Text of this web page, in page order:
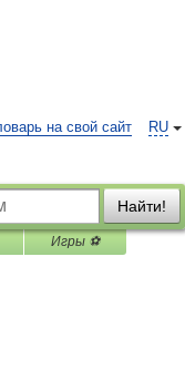
RU
на свой сайт
Найти!
Игры ⚽